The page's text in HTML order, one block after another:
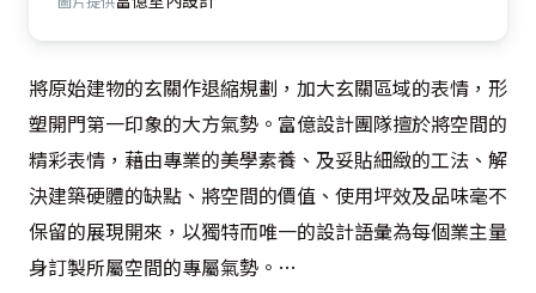
將原始建物的玄關作退縮規劃，加大玄關區域的表情，形
塑開門第一印象的大方氣勢。富億設計團隊擅於將空間的
精彩表情，藉由專業的美學素養、及妥貼細緻的工法、解
決建築硬體的缺點、將空間的價值、使用坪效及品味毫不
保留的展現開來，以獨特而唯一的設計語彙為每個業主量
身訂製所屬空間的專屬氣勢。